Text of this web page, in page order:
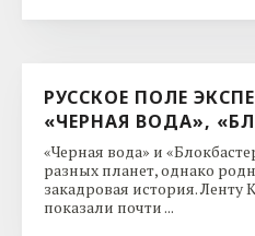
РУССКОЕ ПОЛЕ
«ЧЕРНАЯ ВОДА»,
«Черная вода» и
разных планет, однако
закадровая история.
показали почти ...